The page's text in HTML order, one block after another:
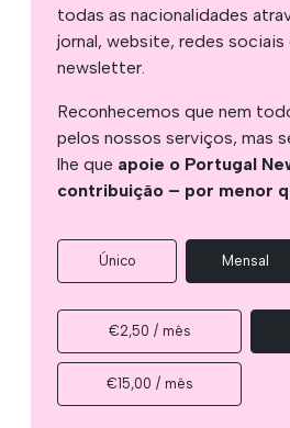
todas as nacionalidades
jornal, website, redes sociais
newsletter.
Reconhecemos que nem
pelos nossos serviços, mas
lhe que apoie o Portugal
contribuição – por menor
Único Mensal
€2,50 / mês
€15,00 / mês